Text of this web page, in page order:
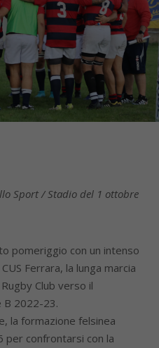
Sport / Stadio del 1 ottobre
pomeriggio con un intenso
Ferrara, la lunga marcia
Club verso il
B 2022-23.
la formazione felsinea
per confrontarsi con la